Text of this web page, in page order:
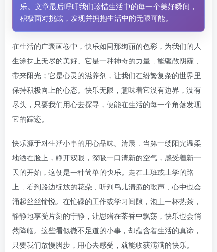
乐。文章最后呼吁我们珍惜生活中的每一个美好瞬间，
积极面对挑战，发现并拥抱生活中的无限可能。
在生活的广袤画卷中，快乐如同那绚丽的色彩，为我们的人
生涂抹上无尽的美好。它是一种神奇的力量，能驱散阴霾，
带来阳光；它是心灵的滋养剂，让我们在纷繁复杂的世界里
保持积极向上的心态。快乐无限，意味着它没有边界，没有
尽头，只要我们用心去探寻，便能在生活的每一个角落发现
它的踪迹。
快乐源于对生活小事的用心品味。清晨，当第一缕阳光温柔
地洒在脸上，睁开双眼，深吸一口清新的空气，感受着新一
天的开始，这便是一种简单的快乐。走在上班或上学的路
上，看到路边绽放的花朵，听到鸟儿清脆的歌声，心中也会
涌起丝丝愉悦。在忙碌的工作或学习间隙，泡上一杯热茶，
静静地享受片刻的宁静，让思绪在茶香中飘荡，快乐也会悄
然降临。这些看似微不足道的小事，却蕴含着生活的真谛，
只要我们放慢脚步，用心去感受，就能收获满满的快乐。